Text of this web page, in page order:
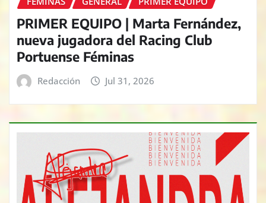
PRIMER EQUIPO | Marta Fernández,
nueva jugadora del Racing Club
Portuense Féminas
Redacción Jul 31, 2026